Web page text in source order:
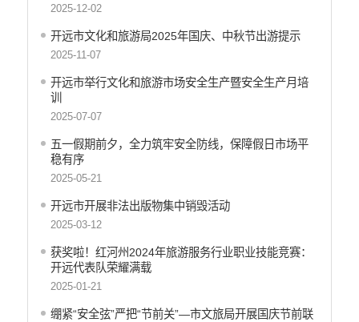
公务员管理
重大决策
财政资金直达基层
稳岗就业
产品质量
公共文化服务
疫情防控
2025-12-02
开远市文化和旅游局2025年国庆、中秋节出游提示
2025-11-07
开远市举行文化和旅游市场安全生产暨安全生产月培
训
2025-07-07
五一假期前夕，全力筑牢安全防线，保障假日市场平
稳有序
2025-05-21
开远市开展非法出版物集中销毁活动
2025-03-12
获奖啦！红河州2024年旅游服务行业职业技能竞赛：
开远代表队荣耀满载
2025-01-21
绷紧“安全弦”严把“节前关”—市文旅局开展国庆节前联